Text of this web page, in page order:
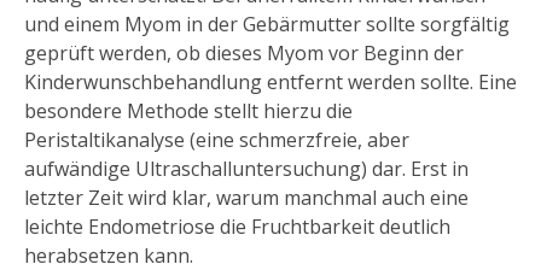
und einem Myom in der Gebärmutter sollte sorgfältig
geprüft werden, ob dieses Myom vor Beginn der
Kinderwunschbehandlung entfernt werden sollte. Eine
besondere Methode stellt hierzu die
Peristaltikanalyse (eine schmerzfreie, aber
aufwändige Ultraschalluntersuchung) dar. Erst in
letzter Zeit wird klar, warum manchmal auch eine
leichte Endometriose die Fruchtbarkeit deutlich
herabsetzen kann.